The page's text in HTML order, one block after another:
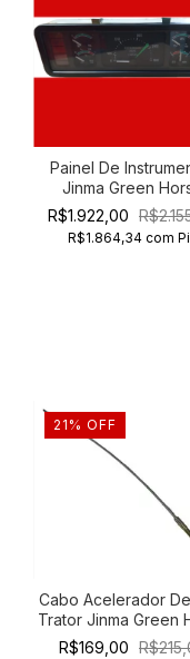
Painel De
Jinma Green
204/254/354/
R$1.922,00
R$1.864,34 com
21 % OFF
Cabo Acelerador
Trator Jinma Green
204 254
R$169,00